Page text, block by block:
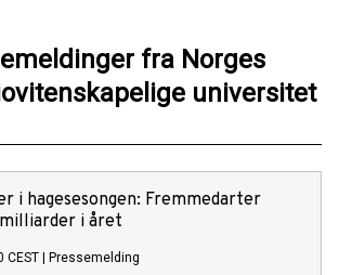
fra Norges
universitet
i hagesesongen: Fremmedarter
i året
CEST Pressemelding